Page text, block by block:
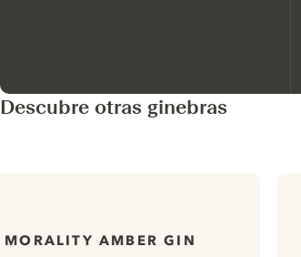
Descubre otras ginebras
MORALITY AMBER GIN